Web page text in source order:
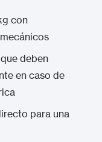
con
deben
en caso de
para una